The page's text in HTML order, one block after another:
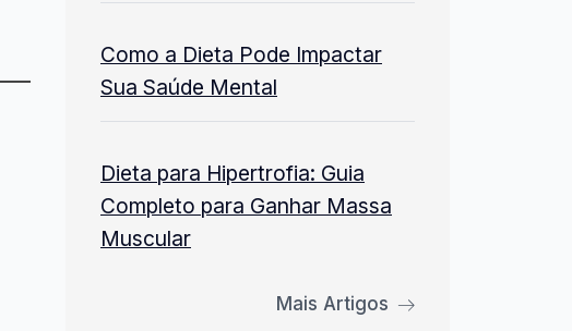
Como a Dieta Pode Impactar
Sua Saúde Mental
Dieta para Hipertrofia: Guia
Completo para Ganhar Massa
Muscular
Mais Artigos